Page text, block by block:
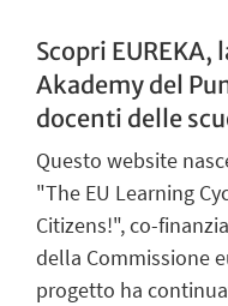
Scopri EUREKA,
Akademy del
docenti delle
Questo website
"The EU Learning
Citizens!", co-
della Commissione
progetto ha